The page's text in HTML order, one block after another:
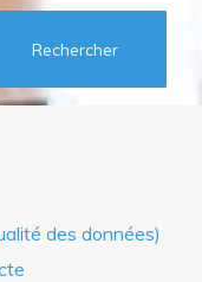
des données)